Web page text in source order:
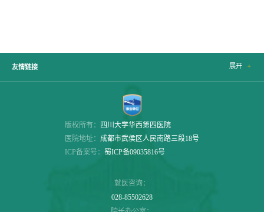
友情链接 展开 
版权所有： 四川大学华西第四医院
医院地址： 成都市武侯区人民南路三段18号
ICP备案号： 蜀ICP备09035816号
就医咨询：
028-85502628